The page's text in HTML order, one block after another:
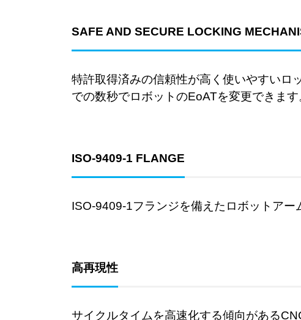
SAFE AND SECURE LOCKING
特許取得済みの信頼性が高く使いやすいロ
での数秒でロボットのEoATを変更できます
ISO-9409-1 FLANGE
ISO-9409-1フランジを備えたロボットア
高再現性
サイクルタイムを高速化する傾向がある